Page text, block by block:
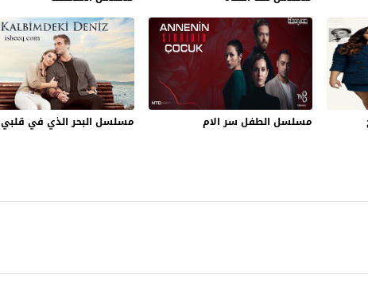
مسلسل الطفل سر الام مسلسل البحر الذي في قلبي